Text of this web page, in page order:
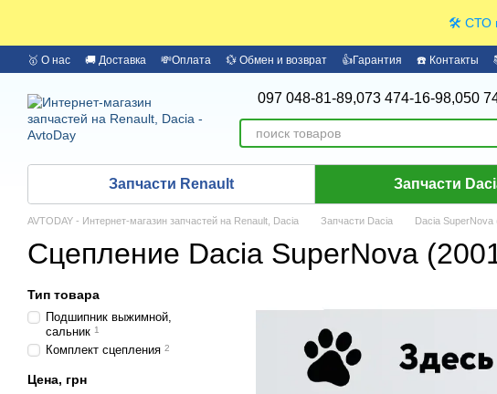
🛠️ СТО в
🥇 О нас 🚚 Доставка 💸Оплата 💱 Обмен и возврат 👍Гарантия ☎️ Контакты
097 048-81-89,073 474-16-98,050
Запчасти Renault Запчасти
AVTODAY - Интернет-магазин запчастей на Renault, Dacia Запчасти Dacia Dacia SuperNova
Сцепление Dacia SuperNova
Тип товара
Подшипник выжимной,
сальник 1
Комплект сцепления 2
Цена, грн